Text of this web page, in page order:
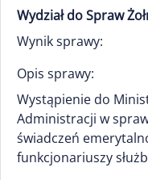
Wydział do Spraw
Wynik sprawy:
Opis sprawy:
Wystąpienie do
Administracji w
świadczeń
funkcjonariuszy